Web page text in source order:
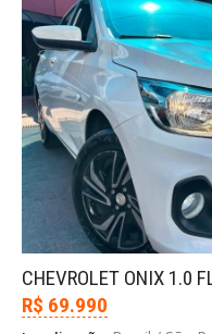
CHEVROLET ONIX 1.0
R$ 69.990